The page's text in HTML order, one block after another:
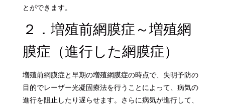
とができます。
２．増殖前網膜症～増殖網
膜症（進行した網膜症）
増殖前網膜症と早期の増殖網膜症の時点で、失明予防の
目的でレーザー光凝固療法を行うことによって、病気の
進行を阻止したり遅らせます。さらに病気が進行して、